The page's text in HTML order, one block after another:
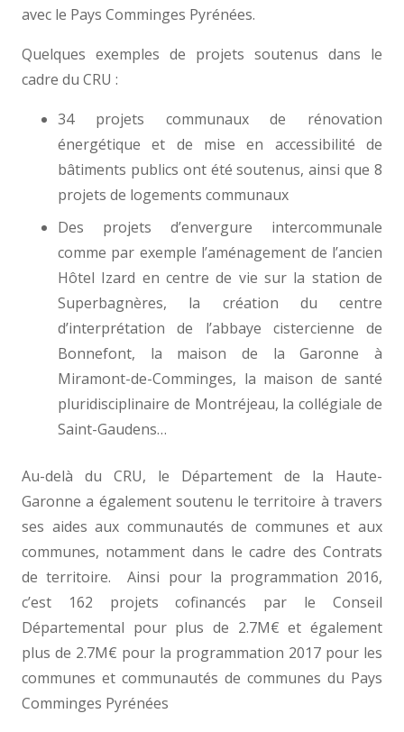
avec le Pays Comminges Pyrénées.
Quelques exemples de projets soutenus dans le
cadre du CRU :
34 projets communaux de rénovation
énergétique et de mise en accessibilité de
bâtiments publics ont été soutenus, ainsi que 8
projets de logements communaux
Des projets d’envergure intercommunale
comme par exemple l’aménagement de l’ancien
Hôtel Izard en centre de vie sur la station de
Superbagnères, la création du centre
d’interprétation de l’abbaye cistercienne de
Bonnefont, la maison de la Garonne à
Miramont-de-Comminges, la maison de santé
pluridisciplinaire de Montréjeau, la collégiale de
Saint-Gaudens…
Au-delà du CRU, le Département de la Haute-
Garonne a également soutenu le territoire à travers
ses aides aux communautés de communes et aux
communes, notamment dans le cadre des Contrats
de territoire. Ainsi pour la programmation 2016,
c’est 162 projets cofinancés par le Conseil
Départemental pour plus de 2.7M€ et également
plus de 2.7M€ pour la programmation 2017 pour les
communes et communautés de communes du Pays
Comminges Pyrénées